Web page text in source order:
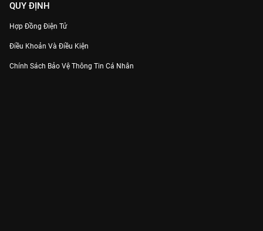
QUY ĐỊNH
Hợp Đồng Điện Tử
Điều Khoản Và Điều Kiện
Chính Sách Bảo Vệ Thông Tin Cá Nhân